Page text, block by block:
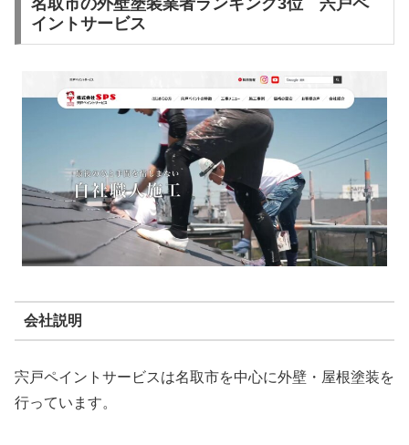
名取市の外壁塗装業者ランキング3位 宍戸ペ
イントサービス
会社説明
宍戸ペイントサービスは名取市を中心に外壁・屋根塗装を
行っています。